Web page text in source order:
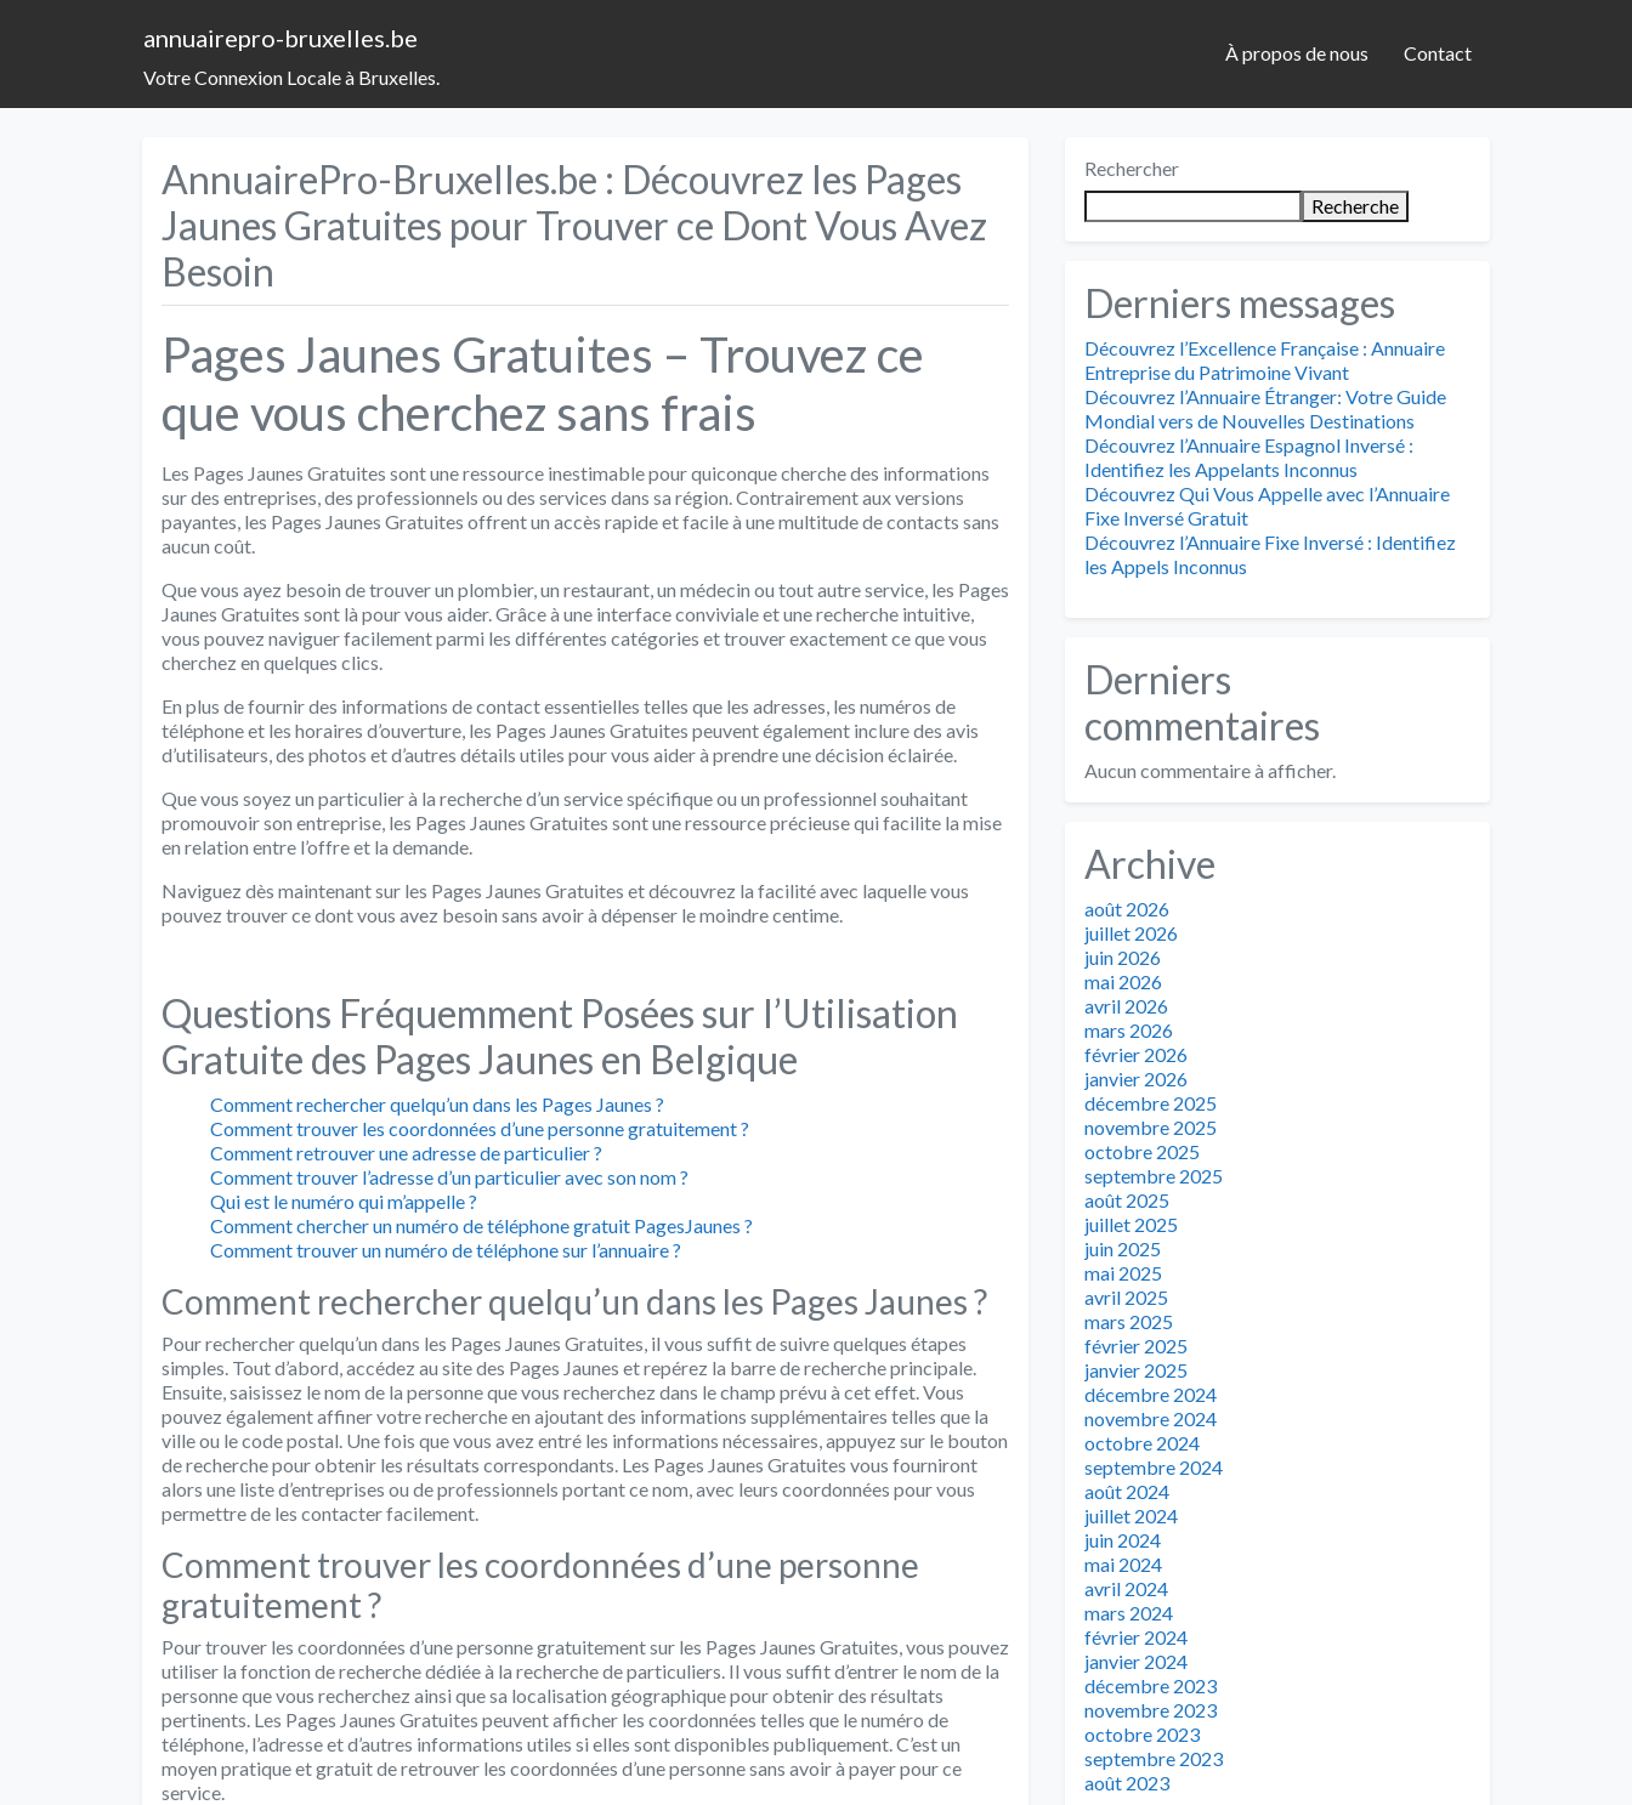
annuairepro-bruxelles.be
Votre Connexion Locale à Bruxelles.
À propos de nous Contact
AnnuairePro-Bruxelles.be : Découvrez les Pages
Jaunes Gratuites pour Trouver ce Dont Vous Avez
Besoin
Pages Jaunes Gratuites – Trouvez ce
que vous cherchez sans frais
Les Pages Jaunes Gratuites sont une ressource inestimable pour quiconque cherche des informations
sur des entreprises, des professionnels ou des services dans sa région. Contrairement aux versions
payantes, les Pages Jaunes Gratuites offrent un accès rapide et facile à une multitude de contacts sans
aucun coût.
Que vous ayez besoin de trouver un plombier, un restaurant, un médecin ou tout autre service, les Pages
Jaunes Gratuites sont là pour vous aider. Grâce à une interface conviviale et une recherche intuitive,
vous pouvez naviguer facilement parmi les différentes catégories et trouver exactement ce que vous
cherchez en quelques clics.
En plus de fournir des informations de contact essentielles telles que les adresses, les numéros de
téléphone et les horaires d’ouverture, les Pages Jaunes Gratuites peuvent également inclure des avis
d’utilisateurs, des photos et d’autres détails utiles pour vous aider à prendre une décision éclairée.
Que vous soyez un particulier à la recherche d’un service spécifique ou un professionnel souhaitant
promouvoir son entreprise, les Pages Jaunes Gratuites sont une ressource précieuse qui facilite la mise
en relation entre l’offre et la demande.
Naviguez dès maintenant sur les Pages Jaunes Gratuites et découvrez la facilité avec laquelle vous
pouvez trouver ce dont vous avez besoin sans avoir à dépenser le moindre centime.
Questions Fréquemment Posées sur l’Utilisation
Gratuite des Pages Jaunes en Belgique
Comment rechercher quelqu’un dans les Pages Jaunes ?
Comment trouver les coordonnées d’une personne gratuitement ?
Comment retrouver une adresse de particulier ?
Comment trouver l’adresse d’un particulier avec son nom ?
Qui est le numéro qui m’appelle ?
Comment chercher un numéro de téléphone gratuit PagesJaunes ?
Comment trouver un numéro de téléphone sur l’annuaire ?
Comment rechercher quelqu’un dans les Pages Jaunes ?
Pour rechercher quelqu’un dans les Pages Jaunes Gratuites, il vous suffit de suivre quelques étapes
simples. Tout d’abord, accédez au site des Pages Jaunes et repérez la barre de recherche principale.
Ensuite, saisissez le nom de la personne que vous recherchez dans le champ prévu à cet effet. Vous
pouvez également affiner votre recherche en ajoutant des informations supplémentaires telles que la
ville ou le code postal. Une fois que vous avez entré les informations nécessaires, appuyez sur le bouton
de recherche pour obtenir les résultats correspondants. Les Pages Jaunes Gratuites vous fourniront
alors une liste d’entreprises ou de professionnels portant ce nom, avec leurs coordonnées pour vous
permettre de les contacter facilement.
Comment trouver les coordonnées d’une personne
gratuitement ?
Pour trouver les coordonnées d’une personne gratuitement sur les Pages Jaunes Gratuites, vous pouvez
utiliser la fonction de recherche dédiée à la recherche de particuliers. Il vous suffit d’entrer le nom de la
personne que vous recherchez ainsi que sa localisation géographique pour obtenir des résultats
pertinents. Les Pages Jaunes Gratuites peuvent afficher les coordonnées telles que le numéro de
téléphone, l’adresse et d’autres informations utiles si elles sont disponibles publiquement. C’est un
moyen pratique et gratuit de retrouver les coordonnées d’une personne sans avoir à payer pour ce
service.
Rechercher
Recherche
Derniers messages
Découvrez l’Excellence Française : Annuaire
Entreprise du Patrimoine Vivant
Découvrez l’Annuaire Étranger: Votre Guide
Mondial vers de Nouvelles Destinations
Découvrez l’Annuaire Espagnol Inversé :
Identifiez les Appelants Inconnus
Découvrez Qui Vous Appelle avec l’Annuaire
Fixe Inversé Gratuit
Découvrez l’Annuaire Fixe Inversé : Identifiez
les Appels Inconnus
Derniers
commentaires
Aucun commentaire à afficher.
Archive
août 2026
juillet 2026
juin 2026
mai 2026
avril 2026
mars 2026
février 2026
janvier 2026
décembre 2025
novembre 2025
octobre 2025
septembre 2025
août 2025
juillet 2025
juin 2025
mai 2025
avril 2025
mars 2025
février 2025
janvier 2025
décembre 2024
novembre 2024
octobre 2024
septembre 2024
août 2024
juillet 2024
juin 2024
mai 2024
avril 2024
mars 2024
février 2024
janvier 2024
décembre 2023
novembre 2023
octobre 2023
septembre 2023
août 2023